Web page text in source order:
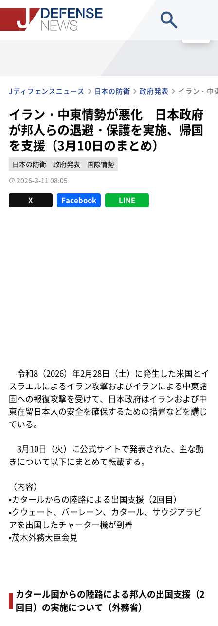
Jディフェンスニュース 日本の防衛 政府発表
イラン・中東情勢が悪化 日本政府
が邦人らの退避・保護を実施、帰国
を支援（3月10日のまとめ）
日本の防衛 政府発表
国際情勢
2026-3-11 08:05
X Facebook LINE
令和8（2026）年2月28日（土）に発生した米国とイ
スラエルによるイラン攻撃およびイランによる中東諸
国への報復攻撃を受けて、日本政府はイランおよび中
東在留日本人の安全を確保するための措置などを講じ
ている。
3月10日（火）に公式サイトで発表された、主な動
きについて以下にまとめて転載する。
（内容）
▪カタールからの陸路による出国支援（2回目）
▪クウェート、バーレーン、カタール、サウジアラビ
アを出国したチャーター機が到着
▪茂木外務大臣会見
カタール国からの陸路による邦人の出国支援（2
回目）の実施について（外務省）